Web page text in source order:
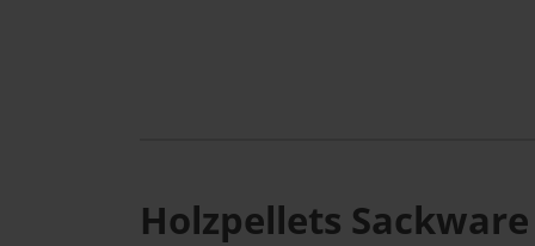
Holzpellets